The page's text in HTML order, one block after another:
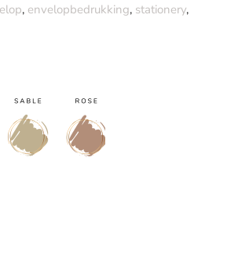
, envelopbedrukking, stationery,